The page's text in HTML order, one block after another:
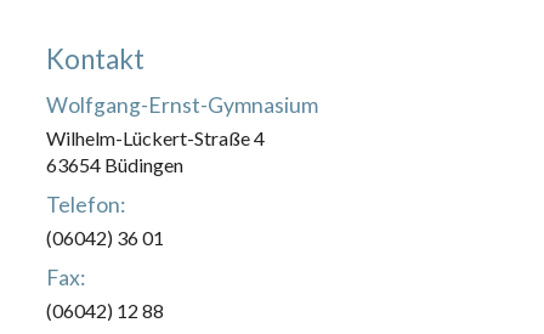
Kontakt
Wolfgang-Ernst-Gymnasium
Wilhelm-Lückert-Straße 4
63654 Büdingen
Telefon:
(06042) 36 01
Fax:
(06042) 12 88